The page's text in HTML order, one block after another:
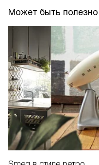
Может быть полезно